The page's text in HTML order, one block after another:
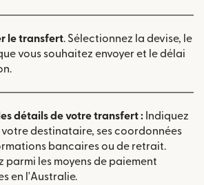
le transfert. Sélectionnez la devise, le
vous souhaitez envoyer et le délai
détails de votre transfert : Indiquez
votre destinataire, ses coordonnées
bancaires ou de retrait.
parmi les moyens de paiement
en l'Australie.